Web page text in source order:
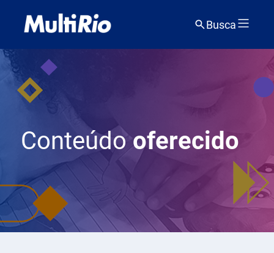
Busca
Conteúdooferecido